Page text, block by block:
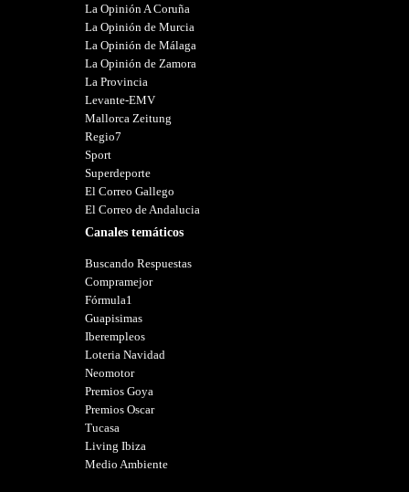
La Opinión A Coruña
La Opinión de Murcia
La Opinión de Málaga
La Opinión de Zamora
La Provincia
Levante-EMV
Mallorca Zeitung
Regio7
Sport
Superdeporte
El Correo Gallego
El Correo de Andalucia
Canales temáticos
Buscando Respuestas
Compramejor
Fórmula1
Guapisimas
Iberempleos
Loteria Navidad
Neomotor
Premios Goya
Premios Oscar
Tucasa
Living Ibiza
Medio Ambiente